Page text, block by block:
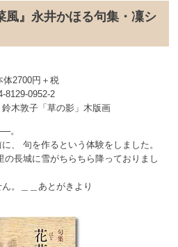
』永井かほる句集・凜シ
体2700円＋税
8129-0952-2
木敦子「草の影」木版画
。
、 句を作るという体験をしました。
の長城に雪がちらちら降っておりまし
。＿＿あとがきより